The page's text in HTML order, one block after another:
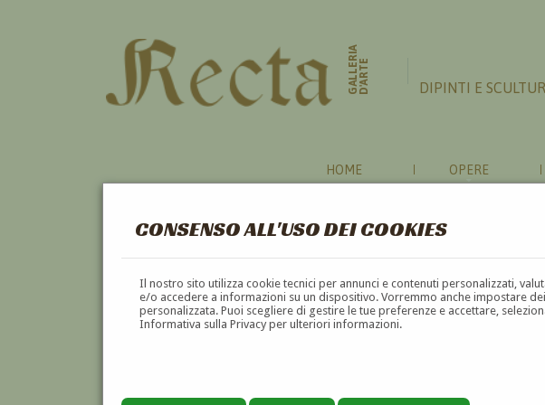
CONSENSO ALL'USO DEI COOKIES
Il nostro sito utilizza cookie tecnici per annunci e contenuti personalizzati,
e/o accedere a informazioni su un dispositivo. Vorremmo anche impostare
personalizzata. Puoi scegliere di gestire le tue preferenze e accettare,
Informativa sulla Privacy per ulteriori informazioni.
GALLERIAD'ARTE DIPINTI E
HOME OPERE
ARGENTINA
A B C D E F G H I J K